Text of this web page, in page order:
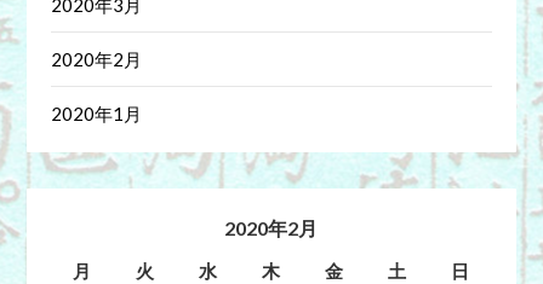
2020年3月
2020年2月
2020年1月
2020年2月
月 火 水 木 金 土
日